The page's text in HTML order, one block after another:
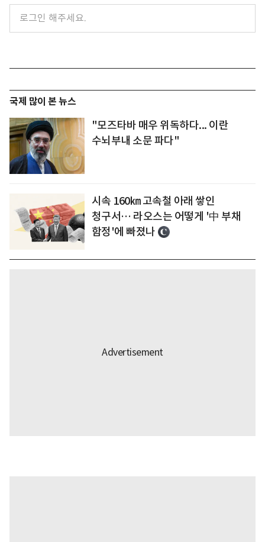
국제 많이 본 뉴스
"모즈타바 매우 위독하다... 이란
수뇌부내 소문 파다"
시속 160㎞ 고속철 아래 쌓인
청구서… 라오스는 어떻게 '中 부채
함정'에 빠졌나